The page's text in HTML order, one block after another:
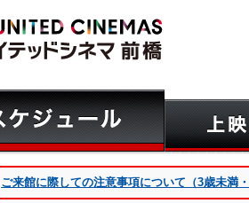
ご来館に際しての注意事項について（3歳未満